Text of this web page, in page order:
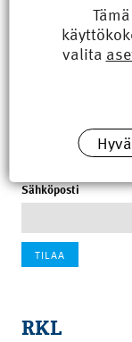
Kyberisku
8.6.2026 15:21
Tilaa
Sähköposti
RKL
valita